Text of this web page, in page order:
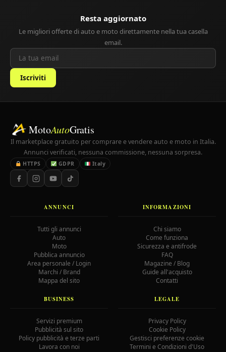
Resta aggiornato
Le migliori offerte di auto e moto direttamente nella tua casella
email.
Iscriviti
MotoAutoGratis
Il marketplace gratuito per comprare e vendere auto e moto in Italia.
Annunci verificati, nessuna commissione, nessuna sorpresa.
HTTPS GDPR Italy
ANNUNCI
Tutti gli annunci
Auto
Moto
Pubblica annuncio
Area personale / Login
Marchi / Brand
Mappa del sito
INFORMAZIONI
Chi siamo
Come funziona
Sicurezza e antifrode
FAQ
Magazine / Blog
Guide all'acquisto
Contatti
BUSINESS
Servizi premium
Pubblicità sul sito
Policy pubblicità e terze parti
Lavora con noi
LEGALE
Privacy Policy
Cookie Policy
Gestisci preferenze cookie
Termini e Condizioni d'Uso